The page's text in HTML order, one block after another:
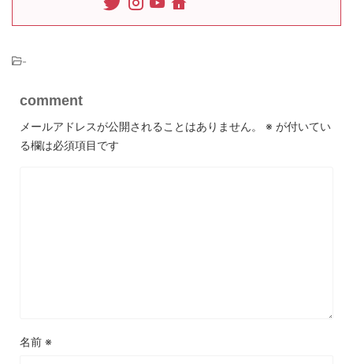
-
comment
メールアドレスが公開されることはありません。 ※ が付いてい
る欄は必須項目です
名前 ※